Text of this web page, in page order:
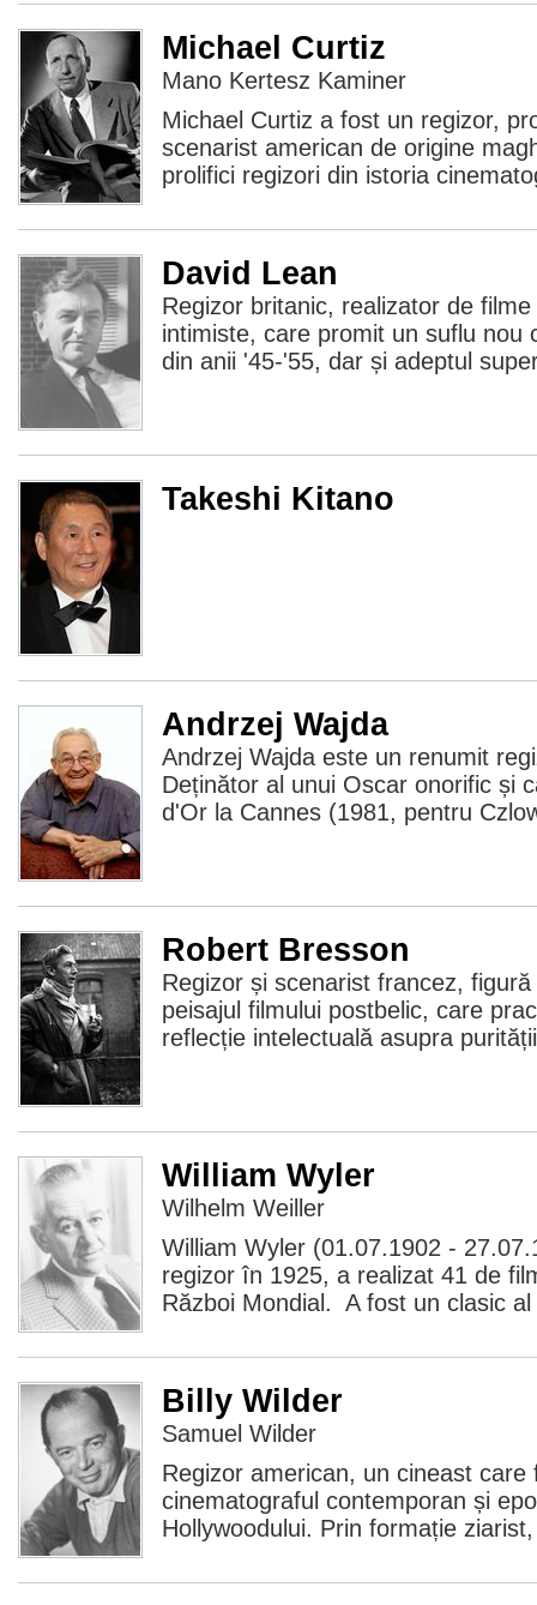
Michael Curtiz
Mano Kertesz Kaminer
Michael Curtiz a fost un regizor,
scenarist american de origine
prolifici regizori din istoria
David Lean
Regizor britanic, realizator de
intimiste, care promit un suflu nou
din anii '45-'55, dar și adeptul
Takeshi Kitano
Andrzej Wajda
Andrzej Wajda este un renumit
Deținător al unui Oscar onorific și
d'Or la Cannes (1981, pentru
Robert Bresson
Regizor și scenarist francez,
peisajul filmului postbelic, care
reflecție intelectuală asupra
William Wyler
Wilhelm Weiller
William Wyler (01.07.1902 -
regizor în 1925, a realizat 41 de
Război Mondial. A fost un clasic
Billy Wilder
Samuel Wilder
Regizor american, un cineast
cinematograful contemporan și
Hollywoodului. Prin formație